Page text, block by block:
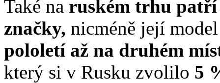
Také na ruském trhu patří
značky, nicméně její
pololetí až na druhém
který si v Rusku zvolilo 5